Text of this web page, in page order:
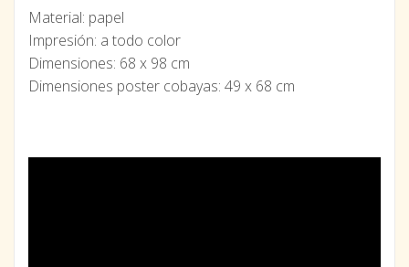
Material: papel
Impresión: a todo color
Dimensiones: 68 x 98 cm
Dimensiones poster cobayas: 49 x 68 cm